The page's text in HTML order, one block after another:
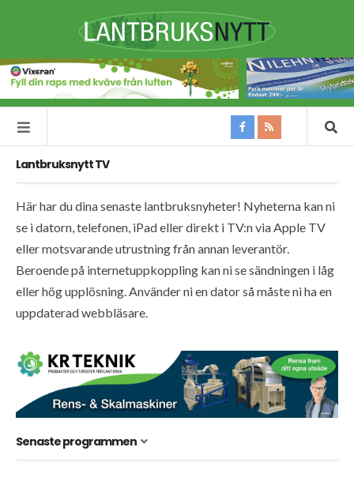
Lantbruksnytt TV
Här har du dina senaste lantbruksnyheter! Nyheterna kan ni
se i datorn, telefonen, iPad eller direkt i TV:n via Apple TV
eller motsvarande utrustning från annan leverantör.
Beroende på internetuppkoppling kan ni se sändningen i låg
eller hög upplösning. Använder ni en dator så måste ni ha en
uppdaterad webbläsare.
Senaste programmen